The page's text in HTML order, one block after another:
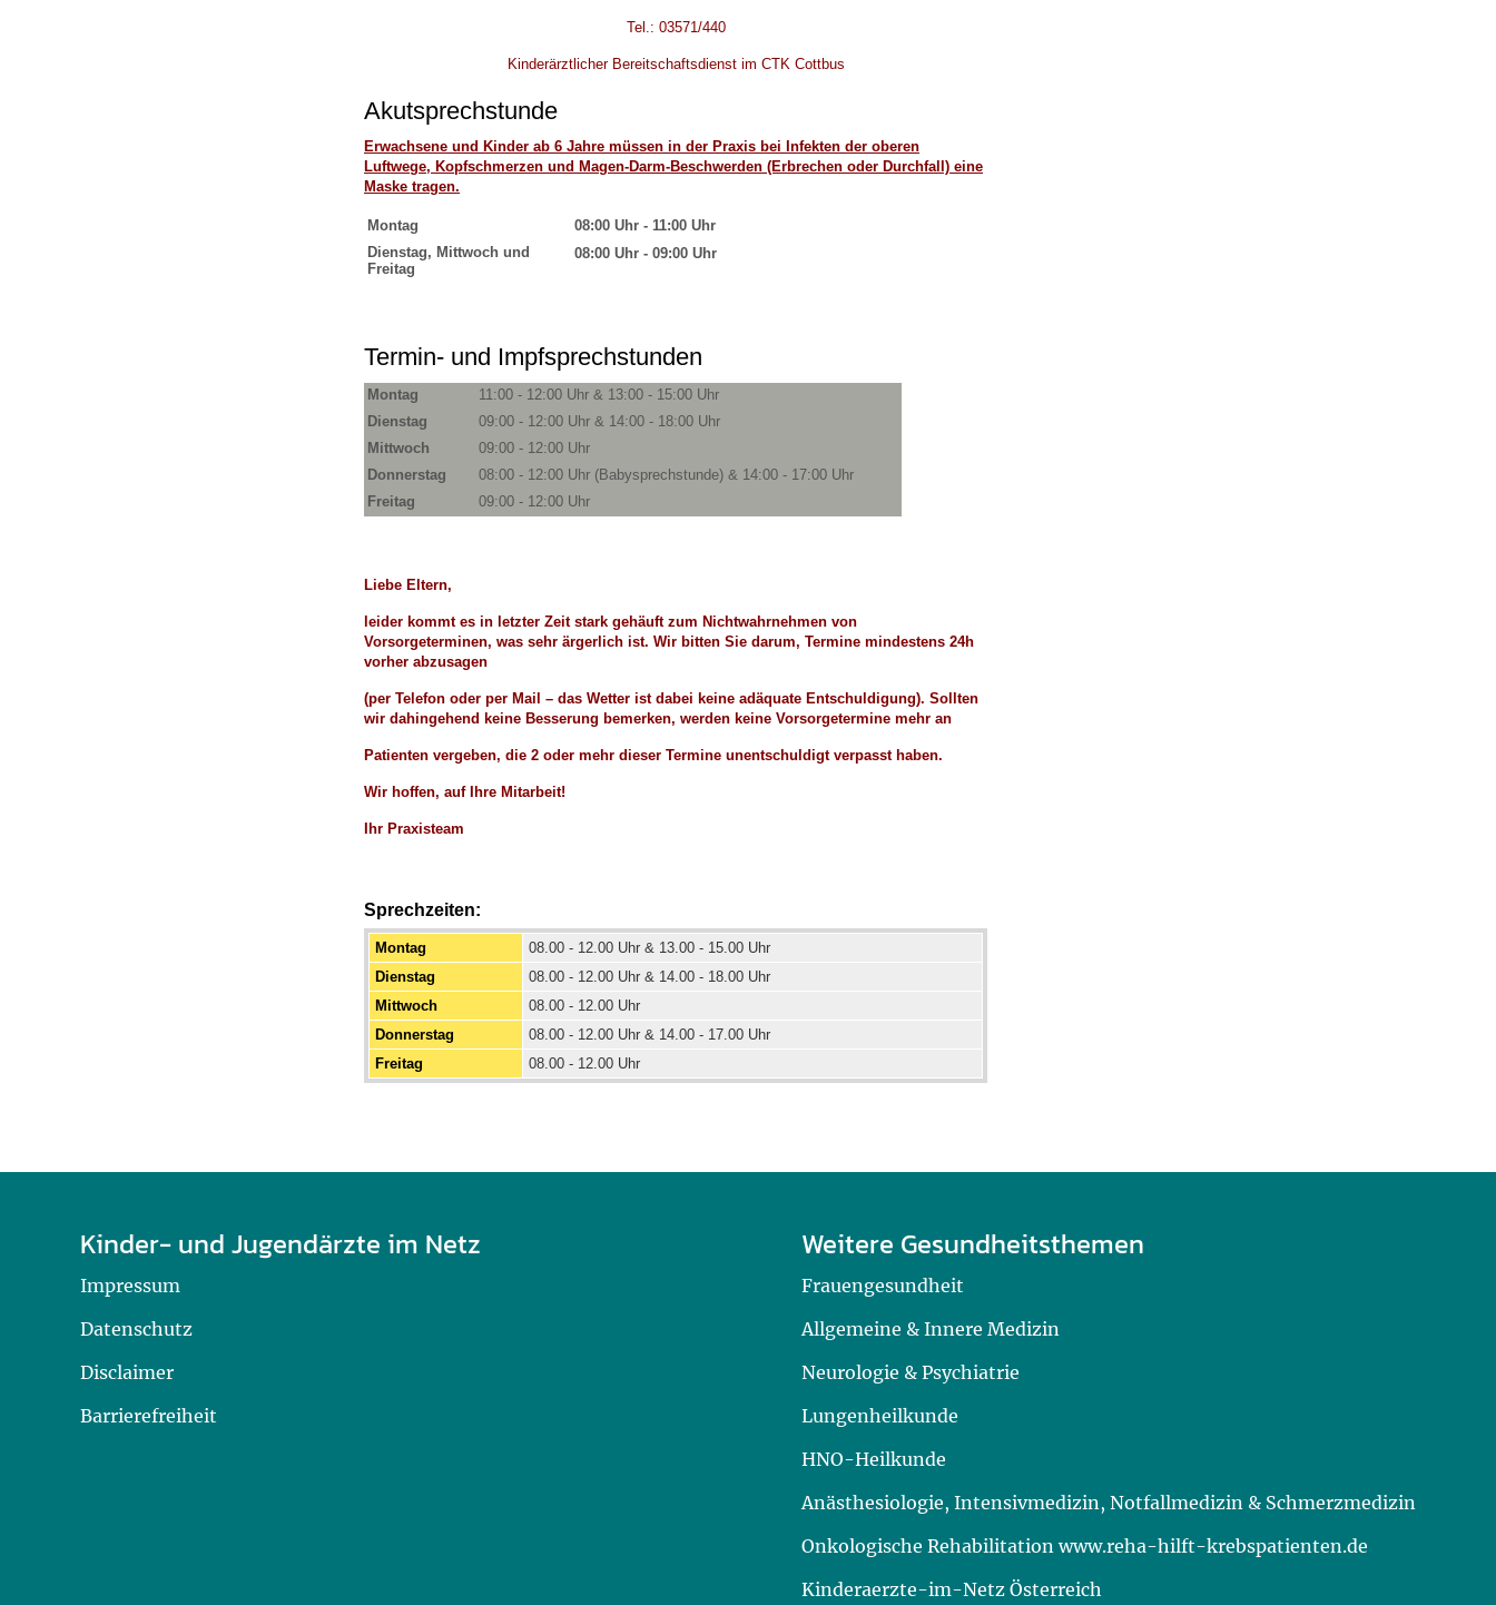
Tel.: 03571/440
Kinderärztlicher Bereitschaftsdienst im CTK Cottbus
Akutsprechstunde
Erwachsene und Kinder ab 6 Jahre müssen in der Praxis bei Infekten der oberen
Luftwege, Kopfschmerzen und Magen-Darm-Beschwerden (Erbrechen oder Durchfall) eine
Maske tragen.
Montag
08:00 Uhr - 11:00 Uhr
Dienstag, Mittwoch und
Freitag
08:00 Uhr - 09:00 Uhr
Termin- und Impfsprechstunden
Montag
11:00 - 12:00 Uhr & 13:00 - 15:00 Uhr
Dienstag
09:00 - 12:00 Uhr & 14:00 - 18:00 Uhr
Mittwoch
09:00 - 12:00 Uhr
Donnerstag
08:00 - 12:00 Uhr (Babysprechstunde) & 14:00 - 17:00 Uhr
Freitag
09:00 - 12:00 Uhr
Liebe Eltern,
leider kommt es in letzter Zeit stark gehäuft zum Nichtwahrnehmen von
Vorsorgeterminen, was sehr ärgerlich ist. Wir bitten Sie darum, Termine mindestens 24h
vorher abzusagen
(per Telefon oder per Mail – das Wetter ist dabei keine adäquate Entschuldigung). Sollten
wir dahingehend keine Besserung bemerken, werden keine Vorsorgetermine mehr an
Patienten vergeben, die 2 oder mehr dieser Termine unentschuldigt verpasst haben.
Wir hoffen, auf Ihre Mitarbeit!
Ihr Praxisteam
Sprechzeiten:
Montag
08.00 - 12.00 Uhr & 13.00 - 15.00 Uhr
Dienstag
08.00 - 12.00 Uhr & 14.00 - 18.00 Uhr
Mittwoch
08.00 - 12.00 Uhr
Donnerstag
08.00 - 12.00 Uhr & 14.00 - 17.00 Uhr
Freitag
08.00 - 12.00 Uhr
Kinder- und Jugendärzte im Netz
Impressum
Datenschutz
Disclaimer
Barrierefreiheit
Weitere Gesundheitsthemen
Frauengesundheit
Allgemeine & Innere Medizin
Neurologie & Psychiatrie
Lungenheilkunde
HNO-Heilkunde
Anästhesiologie, Intensivmedizin, Notfallmedizin & Schmerzmedizin
Onkologische Rehabilitation www.reha-hilft-krebspatienten.de
Kinderaerzte-im-Netz Österreich